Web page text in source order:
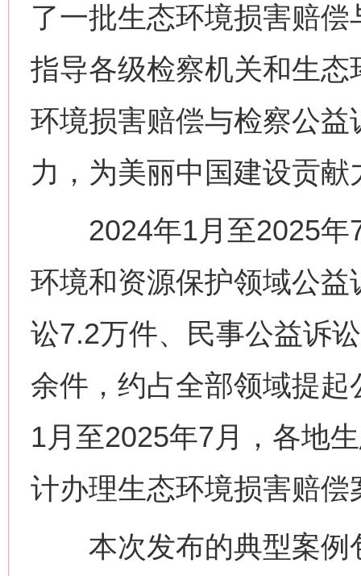
了一批生态环境损害赔
指导各级检察机关和生
环境损害赔偿与检察公
力，为美丽中国建设贡献
2024年1月至2025年7
环境和资源保护领域公
讼7.2万件、民事公益诉
余件，约占全部领域提
1月至2025年7月，各地
计办理生态环境损害赔
本次发布的典型案例